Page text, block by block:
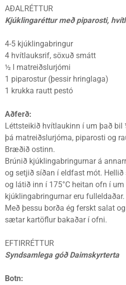
AÐALRÉTTUR
Kjúklingaréttur með piparosti,
4-5 kjúklingabringur
4 hvítlauksrif, söxuð smátt
½ l matreiðslurjómi
1 piparostur (þessir hringlaga)
1 krukka rautt pestó
Aðferð:
Léttsteikið hvítlaukinn í um það
þá matreiðslurjóma, piparosti og
Bræðið ostinn.
Brúnið kjúklingabringurnar á
og setjið síðan í eldfast mót.
og látið inn í 175°C heitan ofn í
kjúklingabringurnar eru fulleldaðar.
Með þessu borða ég ferskt salat
sætar kartöflur bakaðar í ofni.
EFTIRRÉTTUR
Syndsamlega góð Daimskyrterta
Botn: